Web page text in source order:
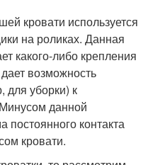
кровати используется
на роликах. Данная
какого-либо крепления
возможность
для уборки) к
данной
постоянного контакта
кровати.